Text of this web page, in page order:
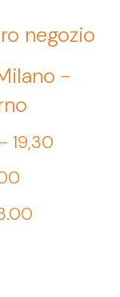
negozio
-
19,30